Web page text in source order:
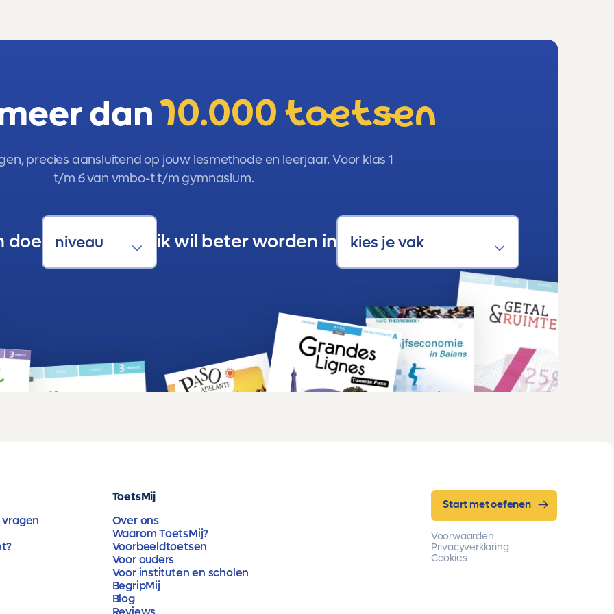
dan10.000 toetsen
precies aansluitend op jouw lesmethode en leerjaar. Voor klas 1
t/m 6 van vmbo-t t/m gymnasium.
doe ik wil beter worden in
ToetsMij
Over ons
Waarom ToetsMij?
Voorbeeldtoetsen
Voor ouders
Voor instituten en scholen
BegripMij
Blog
Start met oefenen
Voorwaarden
Privacyverklaring
Cookies